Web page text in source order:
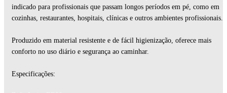
indicado para profissionais que passam longos períodos em pé, como em
cozinhas, restaurantes, hospitais, clínicas e outros ambientes profissionais.
Produzido em material resistente e de fácil higienização, oferece mais
conforto no uso diário e segurança ao caminhar.
Especificações: